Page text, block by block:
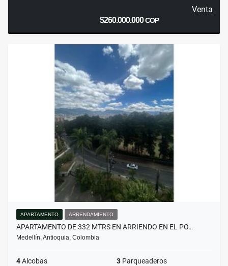
Venta
$260.000.000COP
APARTAMENTO ARRENDAMIENTO
APARTAMENTO DE 332 MTRS EN ARRIENDO EN EL PO…
Medellín, Antioquia, Colombia
4Alcobas 3 Parqueaderos